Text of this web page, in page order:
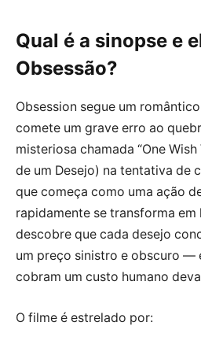
Qual é a sinopse e
Obsessão?
Obsession segue um
comete um grave erro ao
misteriosa chamada “One
de um Desejo) na tentativa de
que começa como uma ação
rapidamente se transforma
descobre que cada desejo
um preço sinistro e obscuro —
cobram um custo humano
O filme é estrelado por: